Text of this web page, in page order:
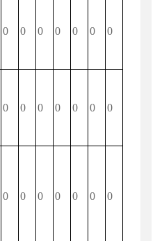
0 0 0 0 0 0 0
0 0 0 0 0 0 0
0 0 0 0 0 0 0